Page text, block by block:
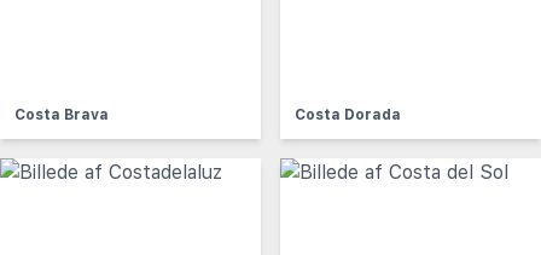
Costa Brava Costa Dorada